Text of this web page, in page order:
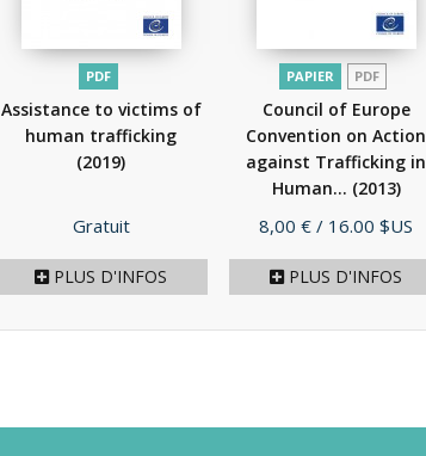
PDF
Assistance to victims of
human trafficking
(2019)
Prix
Gratuit
PLUS D'INFOS
PAPIER PDF
Council of Europe
Convention on Action
against Trafficking in
Human... (2013)
Prix
8,00 € / 16.00 $US
PLUS D'INFOS